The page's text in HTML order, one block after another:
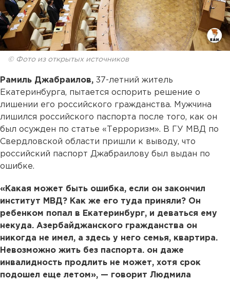
© Фото из открытых источников
Рамиль Джабраилов, 37-летний житель
Екатеринбурга, пытается оспорить решение о
лишении его российского гражданства. Мужчина
лишился российского паспорта после того, как он
был осужден по статье «Терроризм». В ГУ МВД по
Свердловской области пришли к выводу, что
российский паспорт Джабраилову был выдан по
ошибке.
«Какая может быть ошибка, если он закончил
институт МВД? Как же его туда приняли? Он
ребенком попал в Екатеринбург, и деваться ему
некуда. Азербайджанского гражданства он
никогда не имел, а здесь у него семья, квартира.
Невозможно жить без паспорта. он даже
инвалидность продлить не может, хотя срок
подошел еще летом», — говорит Людмила